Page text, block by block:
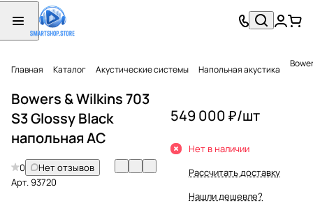
Главная Каталог Акустические системы Напольная акустика
Bowers & Wilkins 703
S3 Glossy Black
напольная АС
0
Нет отзывов
Арт.93720
549 000 ₽/шт
Нет в наличии
Рассчитать доставку
Нашли дешевле?